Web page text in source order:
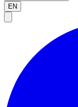
EN